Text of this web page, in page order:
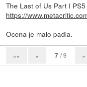
The Last of Us Part I
https://
Ocena je malo padla.
«« « 7 / 9 »